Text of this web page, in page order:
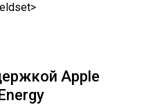
Apple